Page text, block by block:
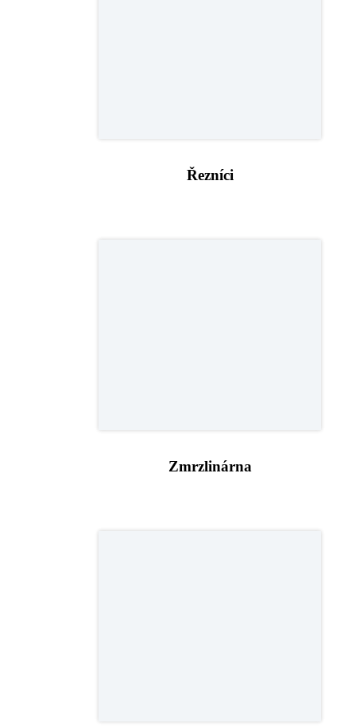
Řezníci
Zmrzlinárna